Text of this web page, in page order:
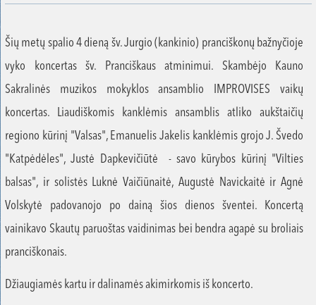
Šių metų spalio 4 dieną šv. Jurgio (kankinio) pranciškonų bažnyčioje
vyko koncertas šv. Pranciškaus atminimui. Skambėjo Kauno
Sakralinės muzikos mokyklos ansamblio IMPROVISES vaikų
koncertas. Liaudiškomis kanklėmis ansamblis atliko aukštaičių
regiono kūrinį "Valsas", Emanuelis Jakelis kanklėmis grojo J. Švedo
"Katpėdėles", Justė Dapkevičiūtė - savo kūrybos kūrinį "Vilties
balsas", ir solistės Luknė Vaičiūnaitė, Augustė Navickaitė ir Agnė
Volskytė padovanojo po dainą šios dienos šventei. Koncertą
vainikavo Skautų paruoštas vaidinimas bei bendra agapė su broliais
pranciškonais.
Džiaugiamės kartu ir dalinamės akimirkomis iš koncerto.